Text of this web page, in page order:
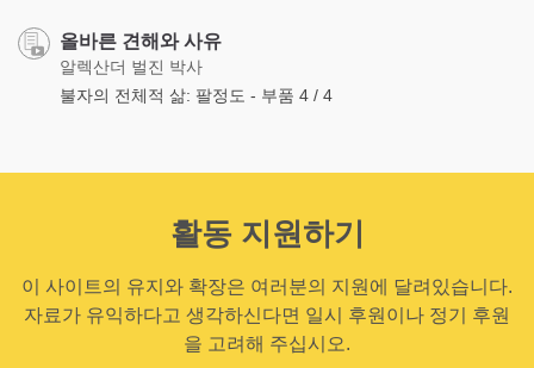
올바른 견해와 사유
알렉산더 벌진 박사
불자의 전체적 삶: 팔정도 - 부품 4 / 4
활동 지원하기
이 사이트의 유지와 확장은 여러분의 지원에 달려있습니다.
자료가 유익하다고 생각하신다면 일시 후원이나 정기 후원
을 고려해 주십시오.